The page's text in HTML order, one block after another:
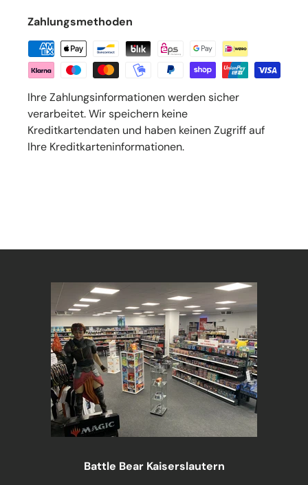
Zahlungsmethoden
Ihre Zahlungsinformationen werden sicher
verarbeitet. Wir speichern keine
Kreditkartendaten und haben keinen Zugriff auf
Ihre Kreditkarteninformationen.
Battle Bear Kaiserslautern